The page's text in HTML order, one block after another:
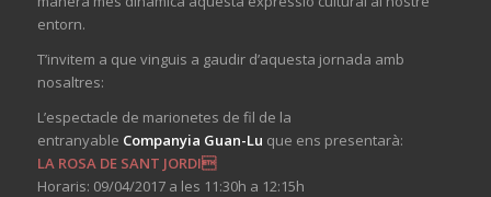
entorn.
T’invitem a que vinguis a gaudir d’aquesta jornada amb
nosaltres:
L’espectacle de marionetes de fil de la
entranyable Companyia Guan-Lu que ens presentarà:
LA ROSA DE SANT JORDI
Horaris: 09/04/2017 a les 11:30h a 12:15h